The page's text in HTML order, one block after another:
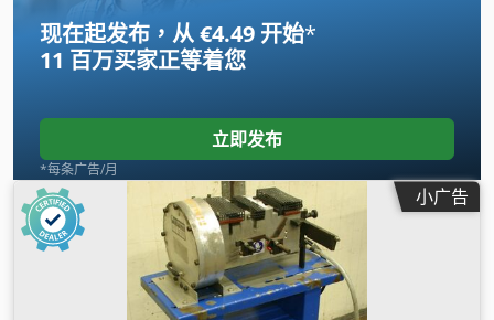
现在起发布，从 €4.49 开始*
11 百万买家正等着您
立即发布
*每条广告/月
小广告